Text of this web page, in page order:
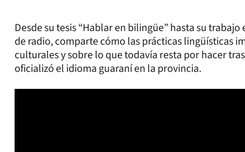
Desde su tesis “Hablar en bilingüe” hasta su
de radio, comparte cómo las prácticas lingüísticas
culturales y sobre lo que todavía resta por hacer
oficializó el idioma guaraní en la provincia.